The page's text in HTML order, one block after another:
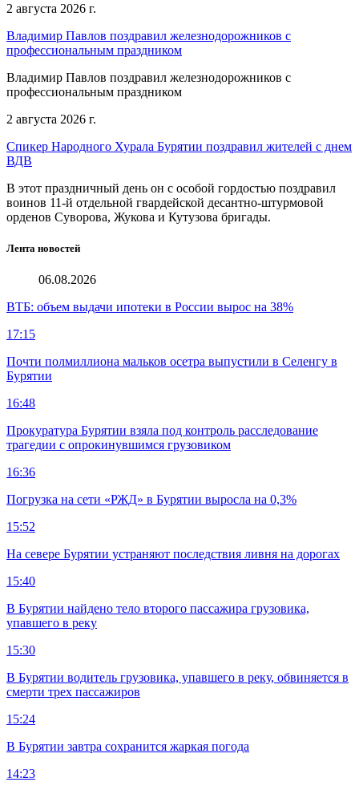
2 августа 2026 г.
Владимир Павлов поздравил железнодорожников с
профессиональным праздником
Владимир Павлов поздравил железнодорожников с
профессиональным праздником
2 августа 2026 г.
Спикер Народного Хурала Бурятии поздравил жителей с днем
ВДВ
В этот праздничный день он с особой гордостью поздравил
воинов 11-й отдельной гвардейской десантно-штурмовой
орденов Суворова, Жукова и Кутузова бригады.
Лента новостей
06.08.2026
ВТБ: объем выдачи ипотеки в России вырос на 38%
17:15
Почти полмиллиона мальков осетра выпустили в Селенгу в
Бурятии
16:48
Прокуратура Бурятии взяла под контроль расследование
трагедии с опрокинувшимся грузовиком
16:36
Погрузка на сети «РЖД» в Бурятии выросла на 0,3%
15:52
На севере Бурятии устраняют последствия ливня на дорогах
15:40
В Бурятии найдено тело второго пассажира грузовика,
упавшего в реку
15:30
В Бурятии водитель грузовика, упавшего в реку, обвиняется в
смерти трех пассажиров
15:24
В Бурятии завтра сохранится жаркая погода
14:23